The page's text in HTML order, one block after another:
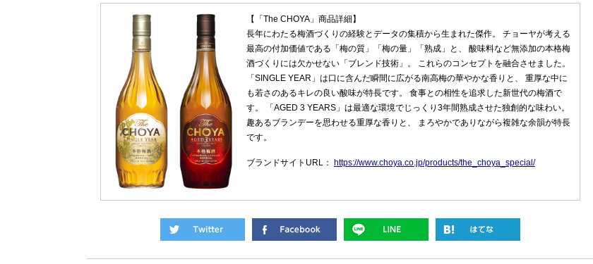
【「The CHOYA」商品詳細】
長年にわたる梅酒づくりの経験とデータの集積から生まれた傑作。 チョーヤが考える
最高の付加価値である「梅の質」「梅の量」「熟成」と、 酸味料など無添加の本格梅
酒づくりには欠かせない「ブレンド技術」。 これらのコンセプトを融合させました。
「SINGLE YEAR」は口に含んだ瞬間に広がる南高梅の華やかな香りと、 重厚な中に
も若さのあるキレの良い酸味が特長です。 食事との相性を追求した新世代の梅酒で
す。 「AGED 3 YEARS」は最適な環境でじっくり3年間熟成させた独創的な味わい。
趣あるブランデーを思わせる重厚な香りと、 まろやかでありながら複雑な余韻が特長
です。
ブランドサイトURL： https://www.choya.co.jp/products/the_choya_special/